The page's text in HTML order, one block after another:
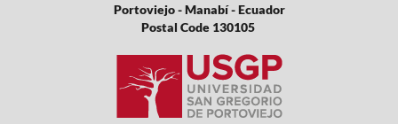
Portoviejo - Manabí - Ecuador
Postal Code 130105